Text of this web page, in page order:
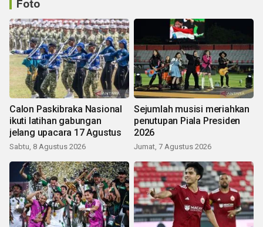
Foto
Calon Paskibraka Nasional
ikuti latihan gabungan
jelang upacara 17 Agustus
Sabtu, 8 Agustus 2026
Sejumlah musisi meriahkan
penutupan Piala Presiden
2026
Jumat, 7 Agustus 2026